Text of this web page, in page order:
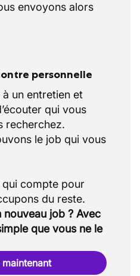
envoyons alors
personnelle
un entretien et
qui vous
recherchez.
le job qui vous
qui compte pour
nouveau job ? Avec
que vous ne le